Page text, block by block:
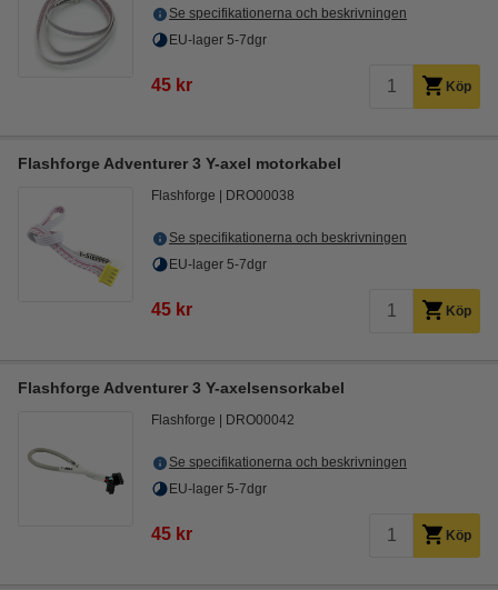
Se specifikationerna och beskrivningen
EU-lager 5-7dgr
45 kr Köp
Flashforge Adventurer 3 Y-axel motorkabel
Flashforge DRO00038
Se specifikationerna och beskrivningen
EU-lager 5-7dgr
45 kr Köp
Flashforge Adventurer 3 Y-axelsensorkabel
Flashforge DRO00042
Se specifikationerna och beskrivningen
EU-lager 5-7dgr
45 kr Köp